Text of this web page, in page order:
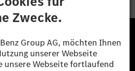
Group.